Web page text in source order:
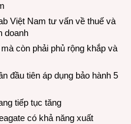
Việt Nam tư vấn về thuế và
doanh
còn phải phủ rộng khắp và
đầu tiên áp dụng bảo hành 5
tiếp tục tăng
có khả năng xuất